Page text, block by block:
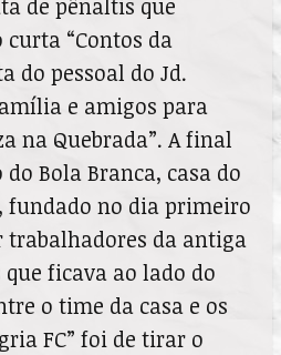
“Contos da
do pessoal do Jd.
e amigos para
na Quebrada”. A final
Bola Branca, casa do
fundado no dia primeiro
trabalhadores da antiga
ficava ao lado do
o time da casa e os
FC” foi de tirar o